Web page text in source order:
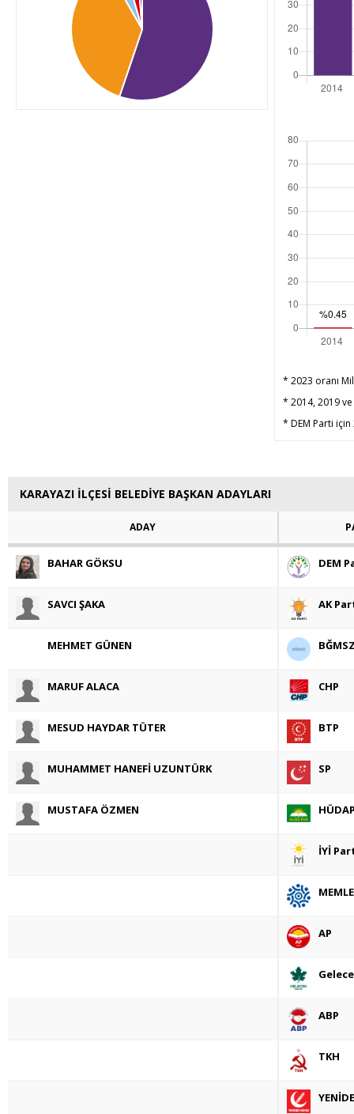
* 2023 oranı
* 2014, 2019
* DEM Parti için
KARAYAZI İLÇESİ BELEDİYE BAŞKAN ADAYLARI
ADAY
BAHAR GÖKSU DEM
SAVCI ŞAKA AK
MEHMET GÜNEN
MARUF ALACA CHP
MESUD HAYDAR TÜTER BTP
MUHAMMET HANEFİ UZUNTÜRK SP
MUSTAFA ÖZMEN
İYİ
AP
ABP
TKH